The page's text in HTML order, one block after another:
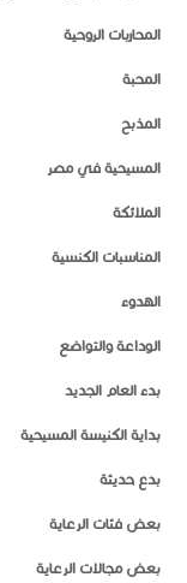
المحاربات الروحية
المحبة
المذبح
المسيحية في مصر
الملائكة
المناسبات الكنسية
الهدوء
الوداعة والتواضع
بدء العام الجديد
بداية الكنيسة المسيحية
بدع حديثة
بعض فئات الرعاية
بعض مجالات الرعاية